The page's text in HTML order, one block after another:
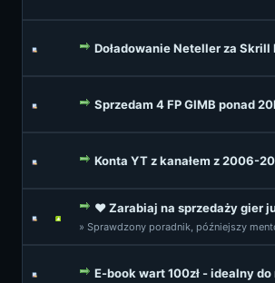
Doładowanie Neteller za Skrill
Sprzedam 4 FP GIMB ponad
Konta YT z kanałem z 2006-
♥ Zarabiaj na sprzedaży gier
» Sprawdzony poradnik, późniejszy
E-book wart 100zł - idealny